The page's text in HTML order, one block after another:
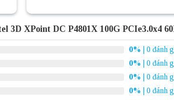
3D XPoint DC P4801X 100G PCIe3.0x4
0%
| 0 đánh
0%
| 0 đánh
0%
| 0 đánh
0%
| 0 đánh